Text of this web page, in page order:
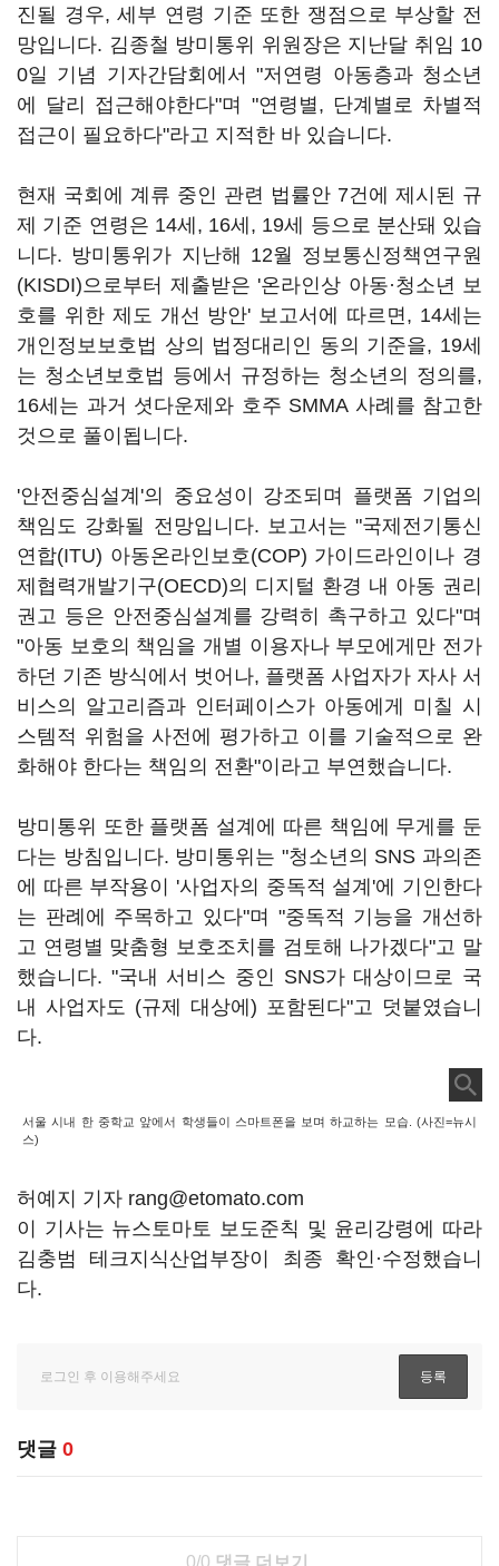
진될 경우, 세부 연령 기준 또한 쟁점으로 부상할 전
망입니다. 김종철 방미통위 위원장은 지난달 취임 10
0일 기념 기자간담회에서 "저연령 아동층과 청소년
에 달리 접근해야한다"며 "연령별, 단계별로 차별적
접근이 필요하다"라고 지적한 바 있습니다.
현재 국회에 계류 중인 관련 법률안 7건에 제시된 규
제 기준 연령은 14세, 16세, 19세 등으로 분산돼 있습
니다. 방미통위가 지난해 12월 정보통신정책연구원
(KISDI)으로부터 제출받은 '온라인상 아동·청소년 보
호를 위한 제도 개선 방안' 보고서에 따르면, 14세는
개인정보보호법 상의 법정대리인 동의 기준을, 19세
는 청소년보호법 등에서 규정하는 청소년의 정의를,
16세는 과거 셧다운제와 호주 SMMA 사례를 참고한
것으로 풀이됩니다.
'안전중심설계'의 중요성이 강조되며 플랫폼 기업의
책임도 강화될 전망입니다. 보고서는 "국제전기통신
연합(ITU) 아동온라인보호(COP) 가이드라인이나 경
제협력개발기구(OECD)의 디지털 환경 내 아동 권리
권고 등은 안전중심설계를 강력히 촉구하고 있다"며
"아동 보호의 책임을 개별 이용자나 부모에게만 전가
하던 기존 방식에서 벗어나, 플랫폼 사업자가 자사 서
비스의 알고리즘과 인터페이스가 아동에게 미칠 시
스템적 위험을 사전에 평가하고 이를 기술적으로 완
화해야 한다는 책임의 전환"이라고 부연했습니다.
방미통위 또한 플랫폼 설계에 따른 책임에 무게를 둔
다는 방침입니다. 방미통위는 "청소년의 SNS 과의존
에 따른 부작용이 '사업자의 중독적 설계'에 기인한다
는 판례에 주목하고 있다"며 "중독적 기능을 개선하
고 연령별 맞춤형 보호조치를 검토해 나가겠다"고 말
했습니다. "국내 서비스 중인 SNS가 대상이므로 국
내 사업자도 (규제 대상에) 포함된다"고 덧붙였습니
다.
서울 시내 한 중학교 앞에서 학생들이 스마트폰을 보며 하교하는 모습. (사진=뉴시
스)
허예지 기자 rang@etomato.com
이 기사는 뉴스토마토 보도준칙 및 윤리강령에 따라
김충범 테크지식산업부장이 최종 확인·수정했습니
다.
댓글 0
0/0 댓글 더보기